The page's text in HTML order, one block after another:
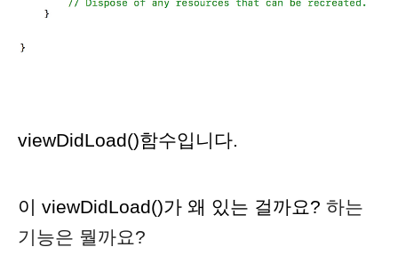
viewDidLoad()함수입니다.
이 viewDidLoad()가 왜 있는 걸까요? 하는
기능은 뭘까요?